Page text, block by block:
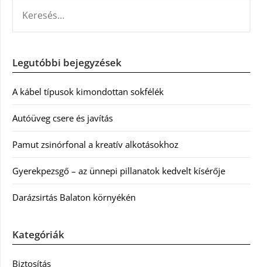
Legutóbbi bejegyzések
A kábel típusok kimondottan sokfélék
Autóüveg csere és javítás
Pamut zsinórfonal a kreatív alkotásokhoz
Gyerekpezsgő – az ünnepi pillanatok kedvelt kísérője
Darázsirtás Balaton környékén
Kategóriák
Biztosítás